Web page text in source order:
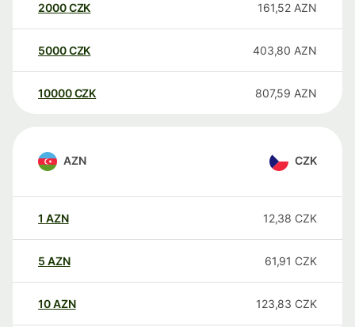
2000CZK 161,52 AZN
5000CZK 403,80 AZN
10000 CZK 807,59 AZN
AZN CZK
1 AZN 12,38 CZK
5 AZN 61,91 CZK
10AZN 123,83 CZK